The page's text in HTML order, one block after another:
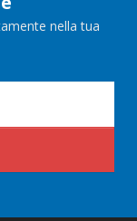
nella tua